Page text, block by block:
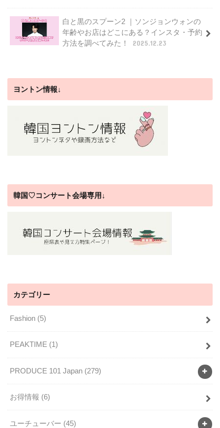
白と黒のスプーン2 ｜ソンジョンウォンの
年齢やお店はどこにある？インスタ・予約
方法を調べてみた！
2025.12.23
ヨントン情報↓
韓国♡コンサート会場専用↓
カテゴリー
Fashion (5)
PEAKTIME (1)
PRODUCE 101 Japan (279)
お得情報 (6)
ユーチューバー (45)